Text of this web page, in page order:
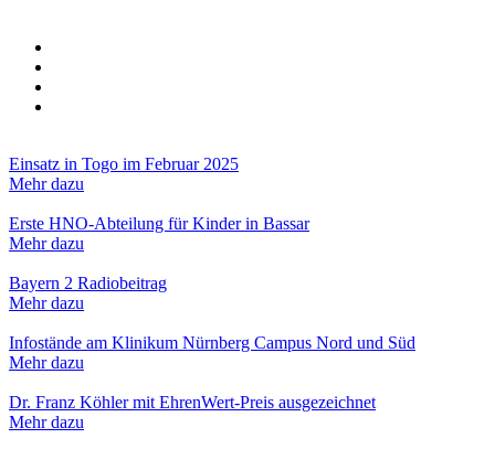
Einsatz in Togo im Februar 2025
Mehr dazu
Erste HNO-Abteilung für Kinder in Bassar
Mehr dazu
Bayern 2 Radiobeitrag
Mehr dazu
Infostände am Klinikum Nürnberg Campus Nord und Süd
Mehr dazu
Dr. Franz Köhler mit EhrenWert-Preis ausgezeichnet
Mehr dazu